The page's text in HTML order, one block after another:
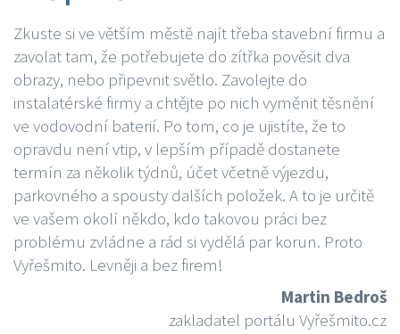
Zkuste si ve větším městě najít třeba stavební firmu a
zavolat tam, že potřebujete do zítřka pověsit dva
obrazy, nebo připevnit světlo. Zavolejte do
instalatérské firmy a chtějte po nich vyměnit těsnění
ve vodovodní baterií. Po tom, co je ujistíte, že to
opravdu není vtip, v lepším případě dostanete
termín za několik týdnů, účet včetně výjezdu,
parkovného a spousty dalších položek. A to je určitě
ve vašem okolí někdo, kdo takovou práci bez
problému zvládne a rád si vydělá par korun. Proto
Vyřešmito. Levněji a bez firem!
Martin Bedroš
zakladatel portálu Vyřešmito.cz